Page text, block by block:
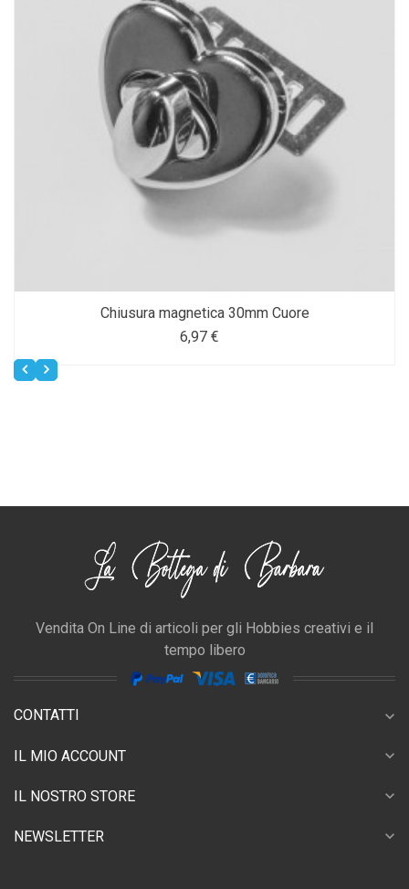
Chiusura magnetica 30mm Cuore
6,97 €
Vendita On Line di articoli per gli Hobbies creativi e il
tempo libero
CONTATTI expand_more
IL MIO ACCOUNT expand_more
IL NOSTRO STORE expand_more
NEWSLETTER expand_more